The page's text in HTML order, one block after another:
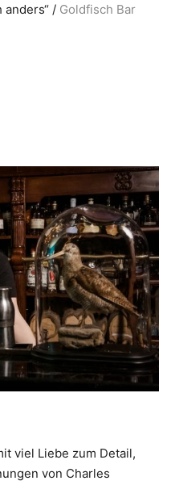
anders“ / Goldfisch Bar
viel Liebe zum Detail,
von Charles